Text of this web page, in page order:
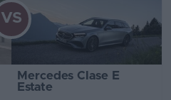
Mercedes Clase E
Estate
VS